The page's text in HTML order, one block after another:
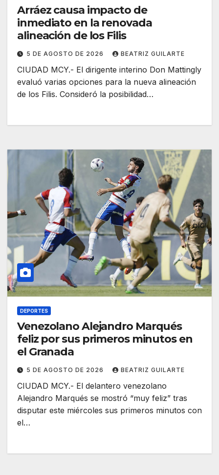
Arráez causa impacto de
inmediato en la renovada
alineación de los Filis
5 DE AGOSTO DE 2026 BEATRIZ GUILARTE
CIUDAD MCY.- El dirigente interino Don Mattingly
evaluó varias opciones para la nueva alineación
de los Filis. ‎Consideró la posibilidad…
DEPORTES
Venezolano Alejandro Marqués
feliz por sus primeros minutos en
el Granada
5 DE AGOSTO DE 2026 BEATRIZ GUILARTE
CIUDAD MCY.- El delantero venezolano
Alejandro Marqués se mostró “muy feliz” tras
disputar este miércoles sus primeros minutos con
el…